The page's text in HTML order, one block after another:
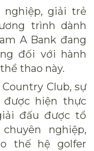
nghiệp, giải trẻ
trình dành
A Bank đang
đối với hành
thao này.
Club, sự
hiện thực
đấu được tổ
nghiệp,
thế hệ golfer